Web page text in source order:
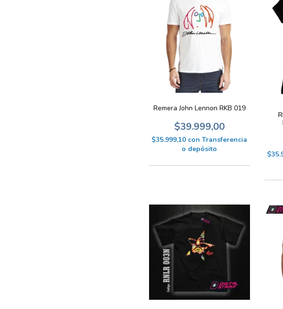
Remera John Lennon RKB 019
$39.999,00
$35.999,10 con Transferencia
o depósito